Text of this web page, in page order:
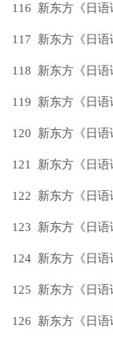
116 新东方《日语
117 新东方《日语
118 新东方《日
119 新东方《日语
120 新东方《日语
121 新东方《日语
122 新东方《日语
123 新东方《日语
124 新东方《日语
125 新东方《日语
126 新东方《日语